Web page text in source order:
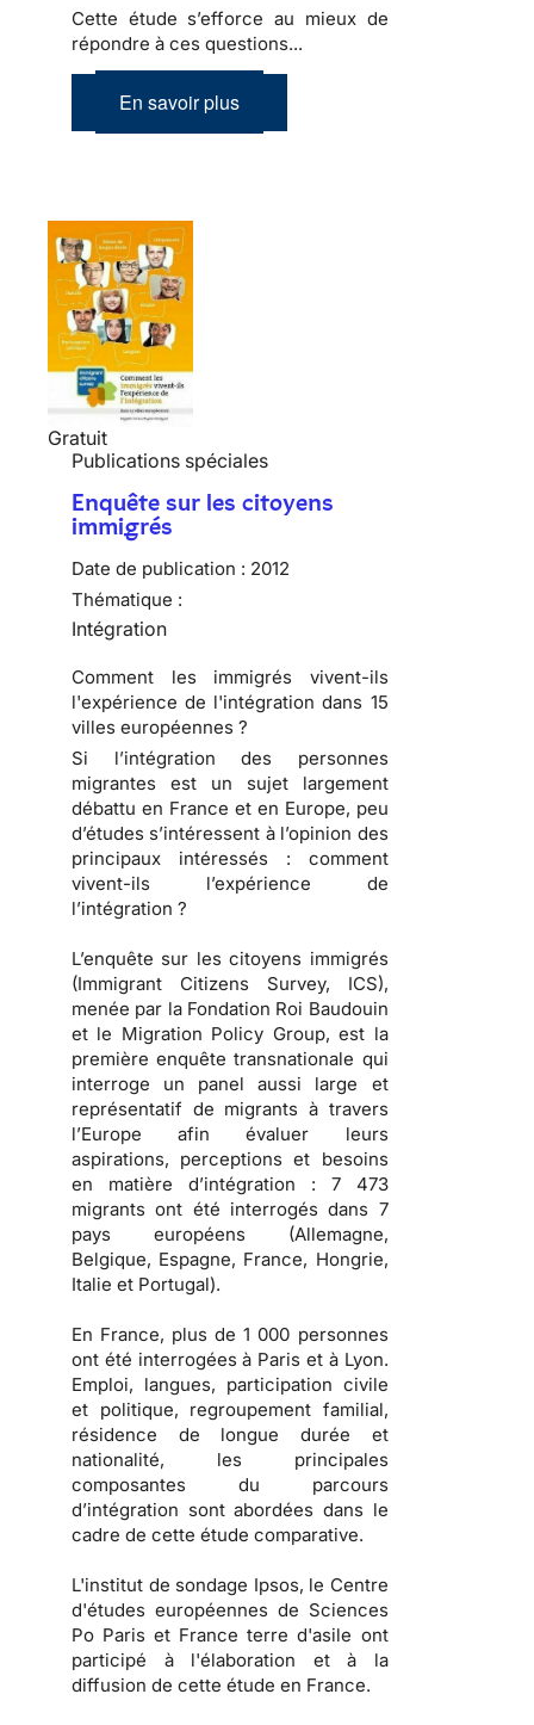
Cette étude s’efforce au mieux de
répondre à ces questions...
En savoir plus
Gratuit
Publications spéciales
Enquête sur les citoyens
immigrés
Date de publication : 2012
Thématique :
Intégration
Comment les immigrés vivent-ils
l'expérience de l'intégration dans 15
villes européennes ?
Si l’intégration des personnes
migrantes est un sujet largement
débattu en France et en Europe, peu
d’études s’intéressent à l’opinion des
principaux intéressés : comment
vivent-ils l’expérience de
l’intégration ?
L’enquête sur les citoyens immigrés
(Immigrant Citizens Survey, ICS),
menée par la Fondation Roi Baudouin
et le Migration Policy Group, est la
première enquête transnationale qui
interroge un panel aussi large et
représentatif de migrants à travers
l’Europe afin évaluer leurs
aspirations, perceptions et besoins
en matière d’intégration : 7 473
migrants ont été interrogés dans 7
pays européens (Allemagne,
Belgique, Espagne, France, Hongrie,
Italie et Portugal).
En France, plus de 1 000 personnes
ont été interrogées à Paris et à Lyon.
Emploi, langues, participation civile
et politique, regroupement familial,
résidence de longue durée et
nationalité, les principales
composantes du parcours
d’intégration sont abordées dans le
cadre de cette étude comparative.
L'institut de sondage Ipsos, le Centre
d'études européennes de Sciences
Po Paris et France terre d'asile ont
participé à l'élaboration et à la
diffusion de cette étude en France.